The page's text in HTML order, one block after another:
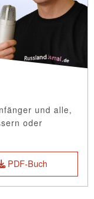
und alle,
oder
PDF-Buch